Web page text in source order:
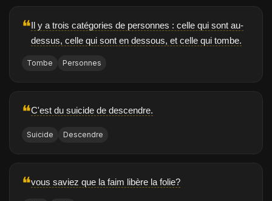
❝Il y a trois catégories de personnes : celle qui sont au-
dessus, celle qui sont en dessous, et celle qui tombe.
Tombe Personnes
❝C'est du suicide de descendre.
Suicide Descendre
❝vous saviez que la faim libère la folie?